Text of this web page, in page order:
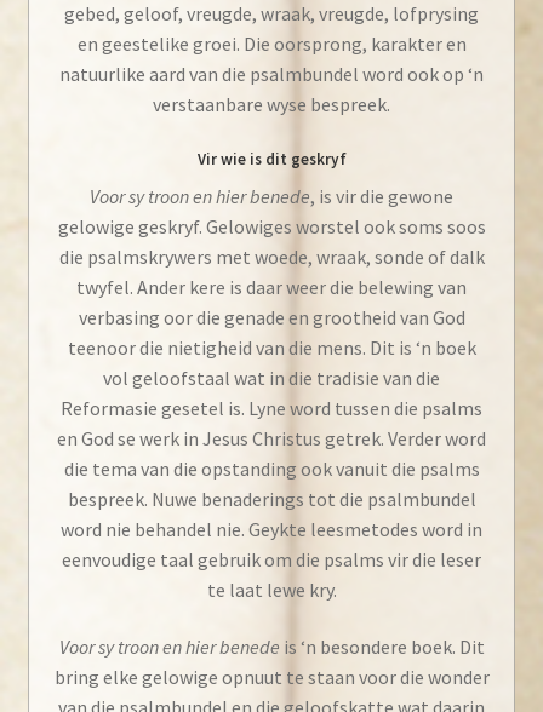
gebed, geloof, vreugde, wraak, vreugde, lofprysing
en geestelike groei. Die oorsprong, karakter en
natuurlike aard van die psalmbundel word ook op ‘n
verstaanbare wyse bespreek.
Vir wie is dit geskryf
Voor sy troon en hier benede, is vir die gewone
gelowige geskryf. Gelowiges worstel ook soms soos
die psalmskrywers met woede, wraak, sonde of dalk
twyfel. Ander kere is daar weer die belewing van
verbasing oor die genade en grootheid van God
teenoor die nietigheid van die mens. Dit is ‘n boek
vol geloofstaal wat in die tradisie van die
Reformasie gesetel is. Lyne word tussen die psalms
en God se werk in Jesus Christus getrek. Verder word
die tema van die opstanding ook vanuit die psalms
bespreek. Nuwe benaderings tot die psalmbundel
word nie behandel nie. Geykte leesmetodes word in
eenvoudige taal gebruik om die psalms vir die leser
te laat lewe kry.
Voor sy troon en hier benede is ‘n besondere boek. Dit
bring elke gelowige opnuut te staan voor die wonder